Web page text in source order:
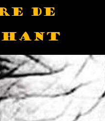
de